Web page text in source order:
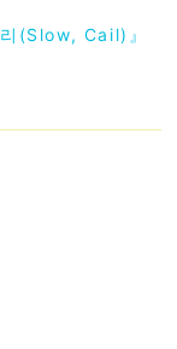
(Slow, Cail)』